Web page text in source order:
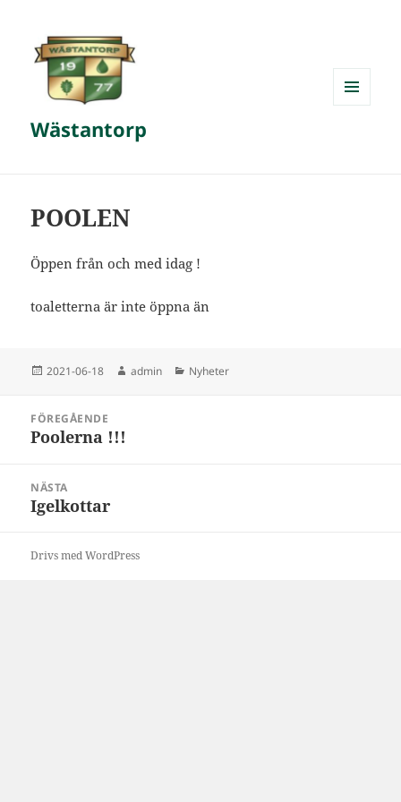
Wästantorp
POOLEN
Öppen från och med idag !
toaletterna är inte öppna än
Postat
2021-06-18 Författare
admin Kategorier
Nyheter
FÖREGÅENDE
Föregående
Poolerna !!!
NÄSTA
Nästa
Igelkottar
Drivs med WordPress